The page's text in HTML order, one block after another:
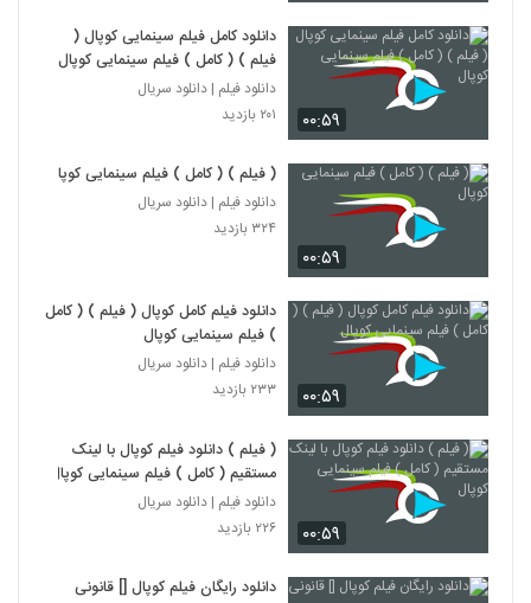
۰۰:۵۹
دانلود کامل فیلم سینمایی کوپال (
فیلم ) ( کامل ) فیلم سینمایی کوپال
دانلود فیلم | دانلود سریال
۲۰۱ بازدید
۰۰:۵۹
( فیلم ) ( کامل ) فیلم سینمایی کوپال
دانلود فیلم | دانلود سریال
۳۲۴ بازدید
۰۰:۵۹
دانلود فیلم کامل کوپال ( فیلم ) ( کامل
) فیلم سینمایی کوپال
دانلود فیلم | دانلود سریال
۲۳۳ بازدید
۰۰:۵۹
( فیلم ) دانلود فیلم کوپال با لینک
مستقیم ( کامل ) فیلم سینمایی کوپال
دانلود فیلم | دانلود سریال
۲۲۶ بازدید
دانلود رایگان فیلم کوپال [] قانونی